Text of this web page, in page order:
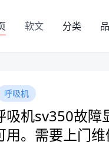
软文 分类
呼吸机
吸机sv350故障
用。需要上门